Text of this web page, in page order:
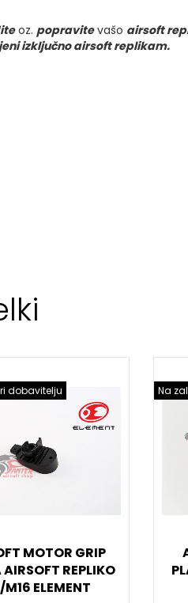
oz. popravitevašo airsoft
izključno airsoft replikam.
dobavitelju
MOTOR GRIP
AIRSOFT REPLIKO
ELEMENT
Na